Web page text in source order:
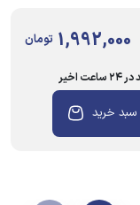
1,992,000 تومان